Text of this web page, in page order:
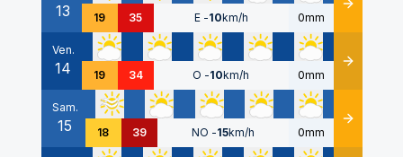
13 19 35 E -10km/h 0mm Détails
Ven.
14 19 34 O -10km/h 0mm Détails
Sam.
15 18 39 NO -15km/h 0mm Détails